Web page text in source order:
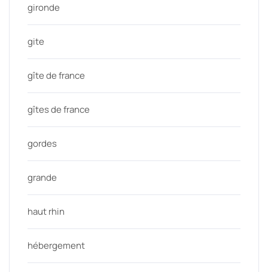
gironde
gite
gîte de france
gîtes de france
gordes
grande
haut rhin
hébergement